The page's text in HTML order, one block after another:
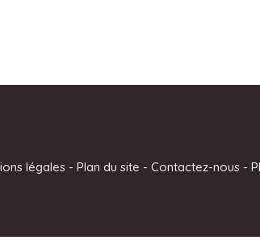
légales- Plan du site - Contactez-nous-